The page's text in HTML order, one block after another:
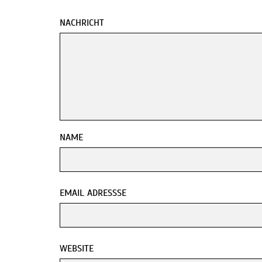
NACHRICHT
NAME
EMAIL ADRESSSE
WEBSITE